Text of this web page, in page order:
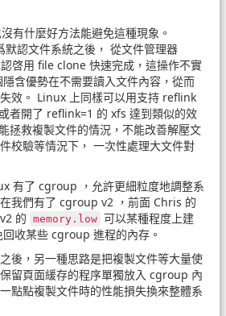
有什麼好方法能避免這種現象。
默認文件系統之後， 從文件管理器
認啓用 file clone 快速完成，這操作不實
含優勢在不需要讀入文件內容，從而
效。 Linux 上同樣可以用支持 reflink
者開了 reflink=1 的 xfs 達到類似的效
拯救複製文件的情況，不能改善解壓文
校驗等情況下， 一次性處理大文件對
有了 cgroup ，允許更細粒度地調整系
我們有了 cgroup v2 ，前面 Chris 的
的 memory.low 可以某種程度上建
收某些 cgroup 進程的內存。
後，另一種思路是把複製文件等大量使
留頁面緩存的程序單獨放入 cgroup 內
點點複製文件時的性能損失換來整體系